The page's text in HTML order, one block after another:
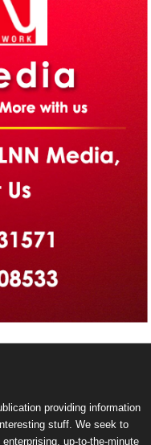
providing information
stuff. We seek to
up-to-the-minute